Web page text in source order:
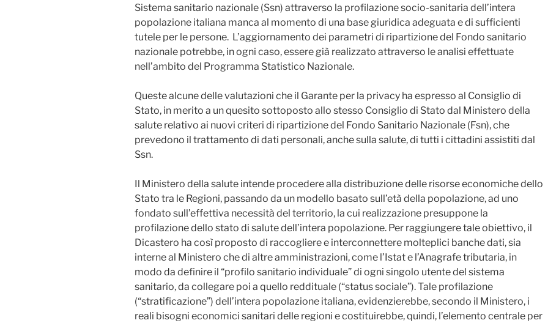
Sistema sanitario nazionale (Ssn) attraverso la profilazione socio-sanitaria dell’intera
popolazione italiana manca al momento di una base giuridica adeguata e di sufficienti
tutele per le persone. L’aggiornamento dei parametri di ripartizione del Fondo sanitario
nazionale potrebbe, in ogni caso, essere già realizzato attraverso le analisi effettuate
nell’ambito del Programma Statistico Nazionale.
Queste alcune delle valutazioni che il Garante per la privacy ha espresso al Consiglio di
Stato, in merito a un quesito sottoposto allo stesso Consiglio di Stato dal Ministero della
salute relativo ai nuovi criteri di ripartizione del Fondo Sanitario Nazionale (Fsn), che
prevedono il trattamento di dati personali, anche sulla salute, di tutti i cittadini assistiti dal
Ssn.
Il Ministero della salute intende procedere alla distribuzione delle risorse economiche dello
Stato tra le Regioni, passando da un modello basato sull’età della popolazione, ad uno
fondato sull’effettiva necessità del territorio, la cui realizzazione presuppone la
profilazione dello stato di salute dell’intera popolazione. Per raggiungere tale obiettivo, il
Dicastero ha così proposto di raccogliere e interconnettere molteplici banche dati, sia
interne al Ministero che di altre amministrazioni, come l’Istat e l’Anagrafe tributaria, in
modo da definire il “profilo sanitario individuale” di ogni singolo utente del sistema
sanitario, da collegare poi a quello reddituale (“status sociale”). Tale profilazione
(“stratificazione”) dell’intera popolazione italiana, evidenzierebbe, secondo il Ministero, i
reali bisogni economici sanitari delle regioni e costituirebbe, quindi, l’elemento centrale per